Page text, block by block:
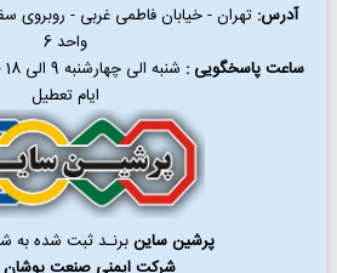
آدرس:
واحد 6
ساعت پاسخگویی :
ایام تعطیل
پرشین ساینبرنـد ثبت شده به
شرکت ایمنی صنعت پوشان